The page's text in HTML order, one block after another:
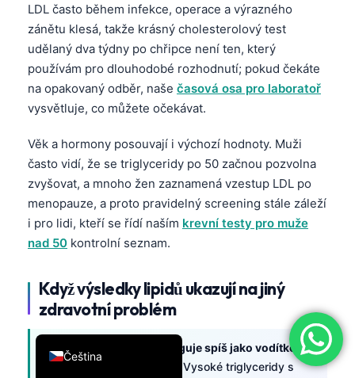
LDL často během infekce, operace a výrazného
zánětu klesá, takže krásný cholesterolový test
udělaný dva týdny po chřipce není ten, který
používám pro dlouhodobé rozhodnutí; pokud čekáte
na opakovaný odběr, naše časová osa pro laboratoř
vysvětluje, co můžete očekávat.
Věk a hormony posouvají i výchozí hodnoty. Muži
často vidí, že se triglyceridy po 50 začnou pozvolna
zvyšovat, a mnoho žen zaznamená vzestup LDL po
menopauze, a proto pravidelný screening stále záleží
i pro lidi, kteří se řídí naším krevní testy pro muže
nad 50 kontrolní seznam.
Když výsledky lipidů ukazují na jiný
zdravotní problém
Lipidový panel někdy funguje spíš jako vodítko
Vysoké triglyceridy s
Čeština
Deutsch
Français
עִבְרִית
Italiano
Español
Português
Türkçe
Română
简体中文
فارسی